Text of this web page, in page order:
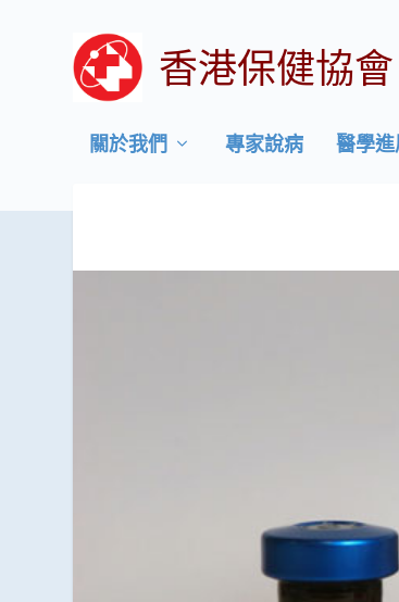
香港保健協會
關於我們 專家說病 醫學